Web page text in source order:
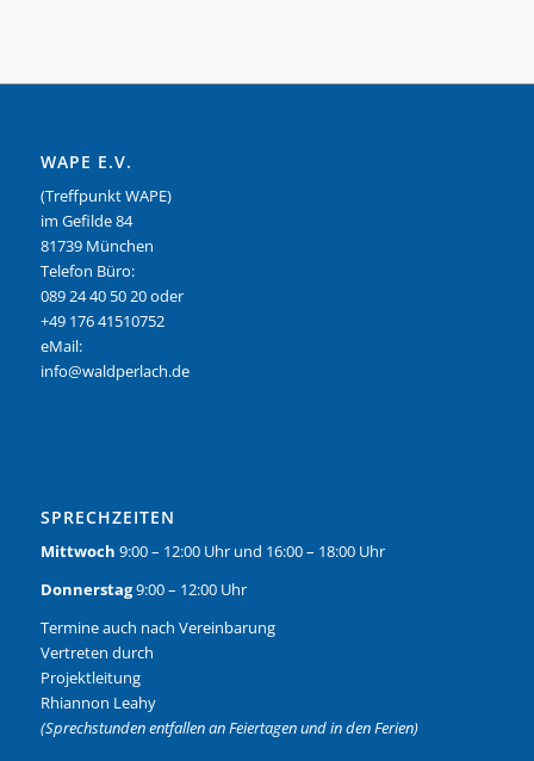
WAPE E.V.
(Treffpunkt WAPE)
im Gefilde 84
81739 München
Telefon Büro:
089 24 40 50 20 oder
+49 176 41510752
eMail:
info@waldperlach.de
SPRECHZEITEN
Mittwoch 9:00 – 12:00 Uhr und 16:00 – 18:00 Uhr
Donnerstag9:00 – 12:00 Uhr
Termine auch nach Vereinbarung
Vertreten durch
Projektleitung
Rhiannon Leahy
(Sprechstunden entfallen an Feiertagen und in den Ferien)